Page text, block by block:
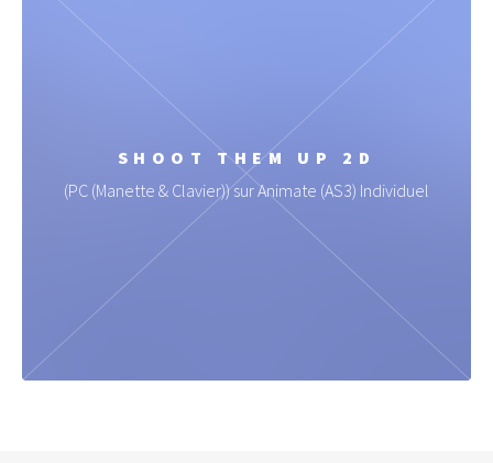
SHOOT THEM UP 2D
(PC (Manette & Clavier)) sur Animate (AS3) Individuel